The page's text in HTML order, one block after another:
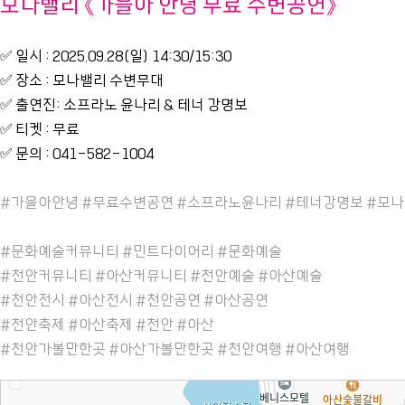
모나밸리 《가을아 안녕 무료 수변공연》
✅ 일시 : 2025.09.28(일) 14:30/15:30
✅ 장소 : 모나밸리 수변무대
✅ 출연진: 소프라노 윤나리 & 테너 강명보
✅ 티켓 : 무료
✅ 문의 : 041-582-1004
#가을아안녕 #무료수변공연 #소프라노윤나리 #테너강명보 #모
#문화예술커뮤니티 #민트다이어리 #문화예술
#천안커뮤니티 #아산커뮤니티 #천안예술 #아산예술
#천안전시 #아산전시 #천안공연 #아산공연
#천안축제 #아산축제 #천안 #아산
#천안가볼만한곳 #아산가볼만한곳 #천안여행 #아산여행